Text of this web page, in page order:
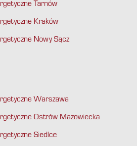
Tarnów
Kraków
Nowy Sącz
Warszawa
Ostrów Mazowiecka
Siedlce